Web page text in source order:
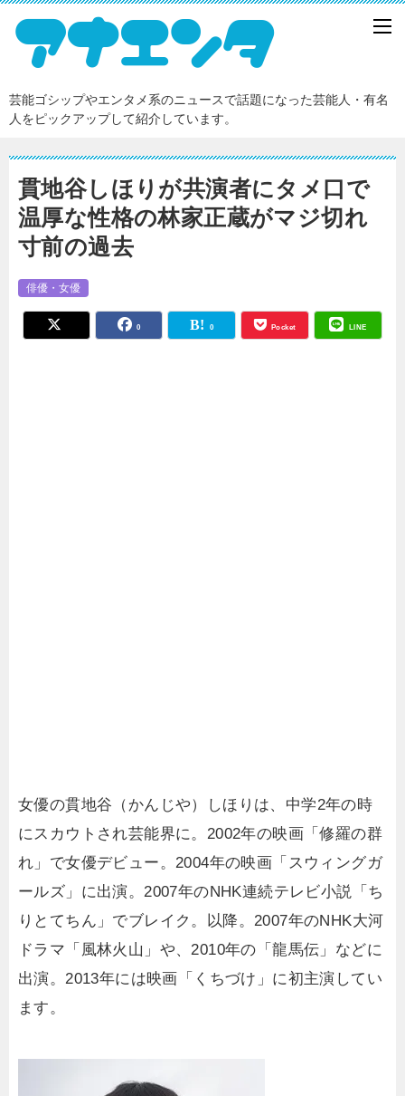
芸能ゴシップやエンタメ系のニュースで話題になった芸能人・有名
人をピックアップして紹介しています。
貫地谷しほりが共演者にタメ口で
温厚な性格の林家正蔵がマジ切れ
寸前の過去
俳優・女優
0 0 Pocket LINE
女優の貫地谷（かんじや）しほりは、中学2年の時
にスカウトされ芸能界に。2002年の映画「修羅の群
れ」で女優デビュー。2004年の映画「スウィングガ
ールズ」に出演。2007年のNHK連続テレビ小説「ち
りとてちん」でブレイク。以降。2007年のNHK大河
ドラマ「風林火山」や、2010年の「龍馬伝」などに
出演。2013年には映画「くちづけ」に初主演してい
ます。